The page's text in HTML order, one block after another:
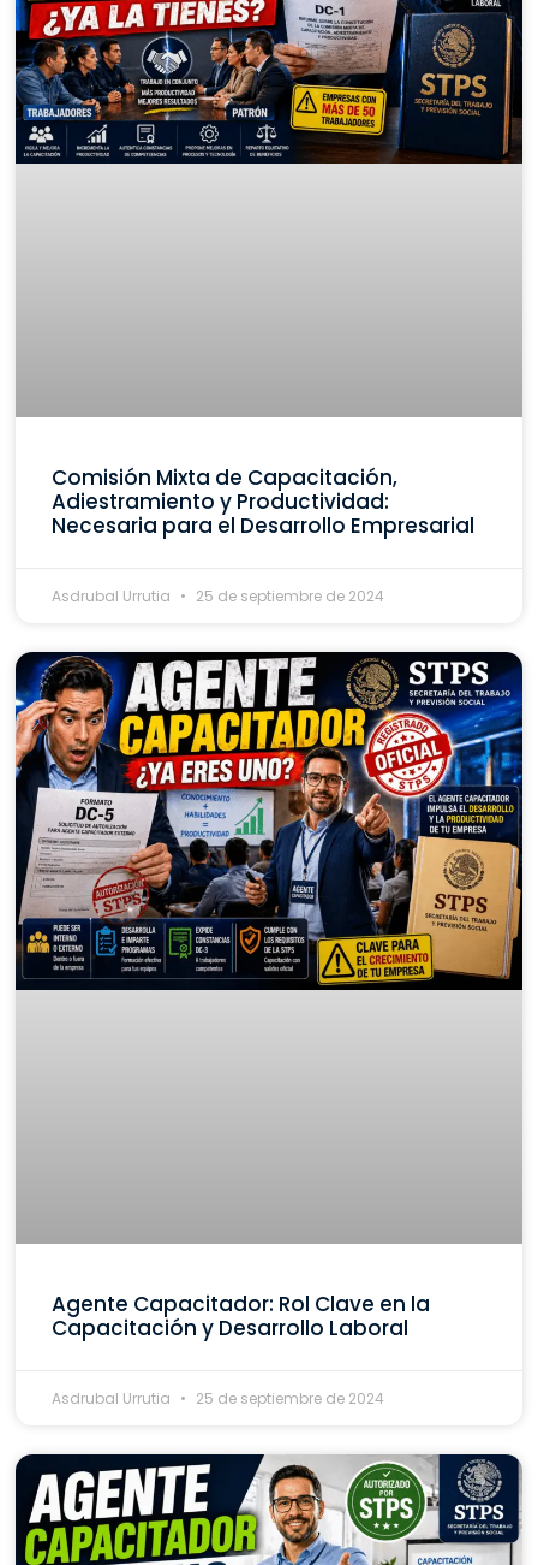
Comisión Mixta de Capacitación,
Adiestramiento y Productividad:
Necesaria para el Desarrollo Empresarial
Asdrubal Urrutia 25 de septiembre de 2024
Agente Capacitador: Rol Clave en la
Capacitación y Desarrollo Laboral
Asdrubal Urrutia 25 de septiembre de 2024